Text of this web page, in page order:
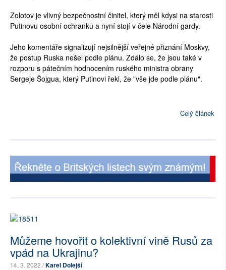
Zolotov je vlivný bezpečnostní činitel, který měl kdysi na starosti
Putinovu osobní ochranku a nyní stojí v čele Národní gardy.
Jeho komentáře signalizují nejsilnější veřejné přiznání Moskvy,
že postup Ruska nešel podle plánu. Zdálo se, že jsou také v
rozporu s pátečním hodnocením ruského ministra obrany
Sergeje Šojgua, který Putinovi řekl, že "vše jde podle plánu".
Celý článek
Můžeme hovořit o kolektivní vině Rusů za
vpád na Ukrajinu?
14. 3. 2022 /Karel Dolejší